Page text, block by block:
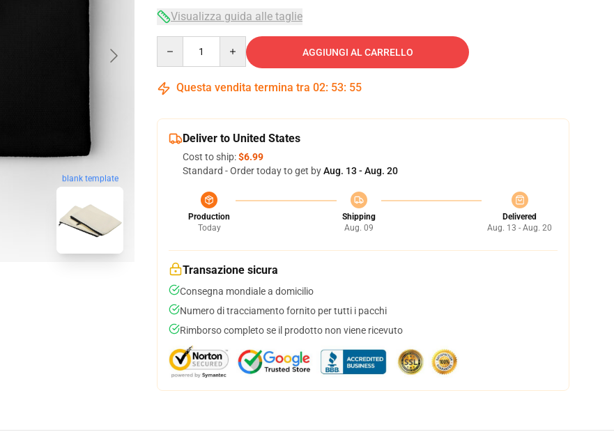
blank template
Visualizza guida alle taglie
AGGIUNGI AL CARRELLO
Questa vendita termina tra 02: 53: 54
Deliver to United States
Cost to ship:$6.99
Standard - Order today to get byAug. 13 - Aug. 20
Production
Today
Shipping
Aug. 09
Delivered
Aug. 13 - Aug. 20
Transazione sicura
Consegna mondiale a domicilio
Numero di tracciamento fornito per tutti i pacchi
Rimborso completo se il prodotto non viene ricevuto